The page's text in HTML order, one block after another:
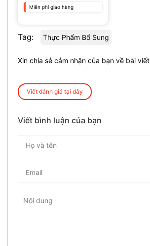
Miễn phí giao hàng
Tag: Thực Phẩm Bổ Sung
Xin chia sẻ cảm nhận của bạn về bài viết
Viết đánh giá tại đây
Viết bình luận của bạn